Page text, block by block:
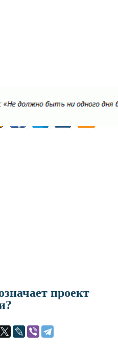
проект